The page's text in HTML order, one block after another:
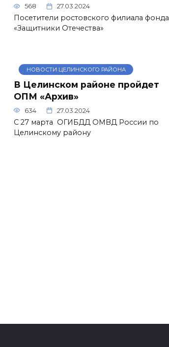
568 27.03.2024
Посетители ростовского филиала фонда
«Защитники Отечества»
НОВОСТИ ЦЕЛИНСКОГО РАЙОНА
В Целинском районе пройдет
ОПМ «Архив»
634 27.03.2024
С 27 марта ОГИБДД ОМВД России по
Целинскому району